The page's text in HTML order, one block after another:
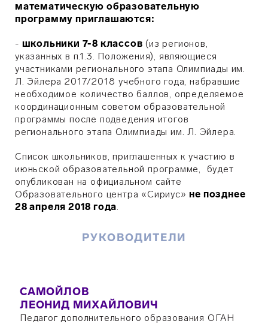
математическую образовательную
программу приглашаются:
- школьники 7-8 классов (из регионов,
указанных в п.1.3. Положения), являющиеся
участниками регионального этапа Олимпиады им.
Л. Эйлера 2017/2018 учебного года, набравшие
необходимое количество баллов, определяемое
координационным советом образовательной
программы после подведения итогов
регионального этапа Олимпиады им. Л. Эйлера.
Список школьников, приглашенных к участию в
июньской образовательной программе, будет
опубликован на официальном сайте
Образовательного центра «Сириус»не позднее
28 апреля 2018 года.
РУКОВОДИТЕЛИ
САМОЙЛОВ
ЛЕОНИД МИХАЙЛОВИЧ
Педагог дополнительного образования ОГАН